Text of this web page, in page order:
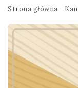
Strona główna -